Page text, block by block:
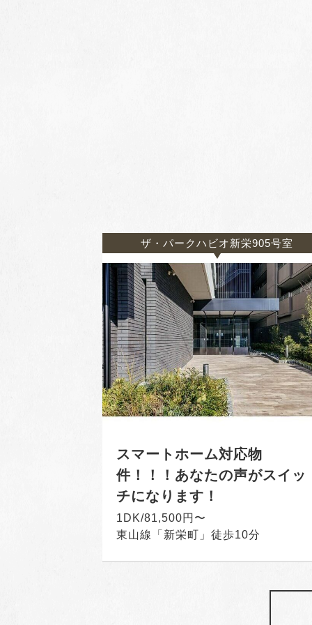
ザ・パークハビオ新栄905号室
スマートホーム対応物
件！！！あなたの声がスイッ
チになります！
1DK/81,500円〜
東山線「新栄町」徒歩10分